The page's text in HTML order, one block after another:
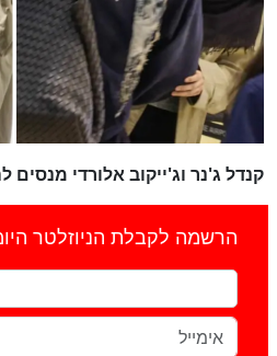
קנדל ג'נר וג'ייקוב אלורדי
הרשמה לקבלת הניוזלטר